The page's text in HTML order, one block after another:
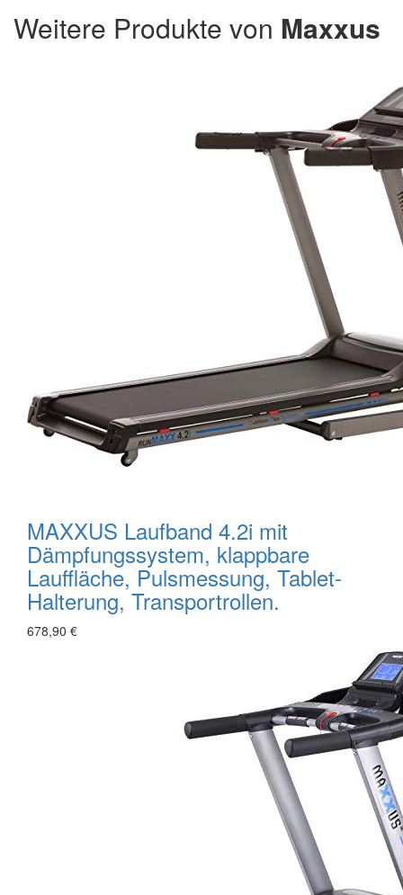
Weitere Produkte von Maxxus
MAXXUS Laufband 4.2i mit
Dämpfungssystem, klappbare
Lauffläche, Pulsmessung, Tablet-
Halterung, Transportrollen.
678,90 €